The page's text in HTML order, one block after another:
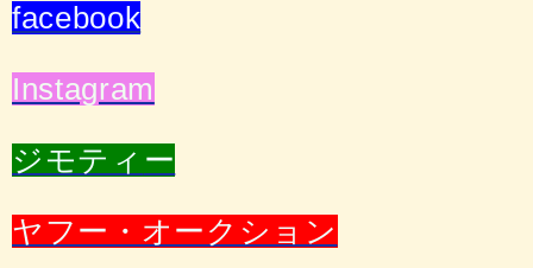
facebook
Instagram
ジモティ ー
ヤフー・オークション